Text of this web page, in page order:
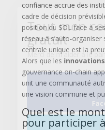
confiance accrue des
cadre de décision
position du SOL face à
réseau à s’auto-organiser
centrale unique est la
Alors que les innovations
gouvernance on-chain
unit une communauté
une vision commune et
Quel est le
pour participer